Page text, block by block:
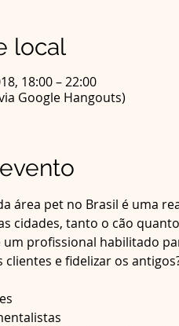
local
18:00 – 22:00
Google Hangouts)
área pet no Brasil é uma
cidades, tanto o cão
um profissional habilitado
clientes e fidelizar os